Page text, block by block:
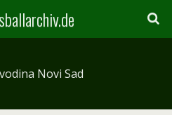
Novi Sad